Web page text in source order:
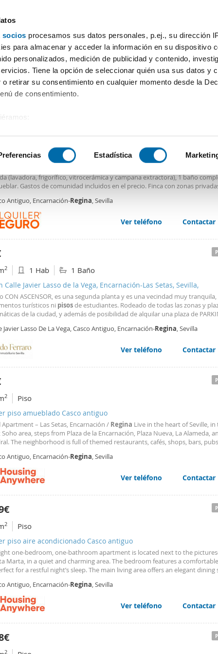
socios procesamos sus datos personales, p.ej., su dirección
para almacenar y acceder la información en su dispositivo
personalizados, medición de publicidad y contenido,
Tiene la opción de seleccionar quién usa sus datos y
retirar su consentimiento en cualquier momento desde la
de consentimiento.
analizándolo activamente para buscar características
cómo se procesan sus datos personales y establezca
de datos. Puede cambiar o retirar su consentimiento en
se usan para personalizar el contenido y los anuncios,
el tráfico. Además, compartimos información sobre el uso
de redes sociales, publicidad y análisis web, quienes
que les haya proporcionado o que hayan recopilado a
Estadística
Habitaciones Más filtros - 2
pisos Encarnación Regina Sevilla
piso aire acondicionado Casco antiguo
(lavadora, frigorífico, vitrocerámica y campana extractora), 1 baño
Gastos de comunidad incluidos en el precio. Finca con zonas
y muy bien comunicada. Muy cerca de la Plaza de la Encarnación y La
de la parada de TUSSAM de las Líneas 27, 32 y A2. No se aceptan animales.
Antiguo, Encarnación-Regina, Sevilla
Ver teléfono Contactar
2 1 Hab 1 Baño
Calle Javier Lasso de la Vega, Encarnación-Las Setas, Sevilla,
CON ASCENSOR, es una segunda planta y es una vecindad muy
turísticos ni pisosde estudiantes. Rodeado de todas las zonas y
de la ciudad, y además de posibilidad de alquilar una plaza de
un largo período, por este motivo se
Javier Lasso De La Vega, Casco Antiguo, Encarnación-Regina, Sevilla
Ver teléfono Contactar
2 Piso
piso amueblado Casco antiguo
Apartment – Las Setas, Encarnación / Regina Live in the heart of Seville, in
area, steps from Plaza de la Encarnación, Plaza Nueva, La Alameda,
The neighborhood is full of themed restaurants, cafés, shops, bars,
most famous monuments
Antiguo, Encarnación-Regina, Sevilla
Ver teléfono Contactar
2 Piso
piso aire acondicionado Casco antiguo
one-bedroom, one-bathroom apartment is located next to the
Marta, in a quiet and charming area. The bedroom features a
for a restful night’s sleep. The main living area offers an elegant dining
ideal for enjoying peaceful moments and views of the surroundings.
is fully equipped with a modern shower. The open kitchen is fully
needed to prepare delicious meals. Located on a quiet passage next
Marta, this corner of Seville is known for its pleasant and traditional
strolling through its charming streets or enjoying the many typical bars
nearby. Just a few meters away is Seville’s main shopping district, and
further is the iconic Plaza de la Encarnación with the famous Metropol
known as ‘Las Setas’. The booking of each (hidden) accommodation
Antiguo, Encarnación-Regina, Sevilla
Ver teléfono Contactar
2